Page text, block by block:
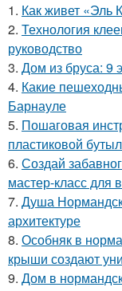
1. Как живет «Эль
2. Технология
руководство
3. Дом из бруса: 9
4. Какие
Барнауле
5. Пошаговая
пластиковой
6. Создай
мастер-класс для
7. Душа
архитектуре
8. Особняк в
крыши создают
9. Дом в